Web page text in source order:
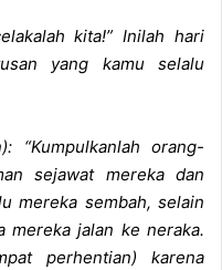
kita!” Inilah hari
yang kamu selalu
“Kumpulkanlah orang-
sejawat mereka dan
mereka sembah, selain
mereka jalan ke neraka.
perhentian) karena